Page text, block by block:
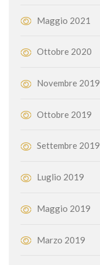
Maggio 2021
Ottobre 2020
Novembre 2019
Ottobre 2019
Settembre 2019
Luglio 2019
Maggio 2019
Marzo 2019